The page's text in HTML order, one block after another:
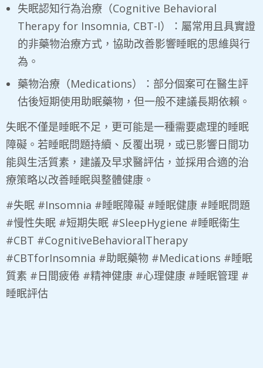
失眠認知行為治療（Cognitive Behavioral
Therapy for Insomnia, CBT-I）：屬常用且具實證
的非藥物治療方式，協助改善影響睡眠的思維與行
為。
藥物治療（Medications）：部分個案可在醫生評
估後短期使用助眠藥物，但一般不建議長期依賴。
失眠不僅是睡眠不足，更可能是一種需要處理的睡眠
障礙。若睡眠問題持續、反覆出現，或已影響日間功
能與生活質素，建議及早求醫評估，並採用合適的治
療策略以改善睡眠與整體健康。
#失眠 #Insomnia #睡眠障礙 #睡眠健康 #睡眠問題
#慢性失眠 #短期失眠 #SleepHygiene #睡眠衛生
#CBT #CognitiveBehavioralTherapy
#CBTforInsomnia #助眠藥物 #Medications #睡眠
質素 #日間疲倦 #精神健康 #心理健康 #睡眠管理 #
睡眠評估